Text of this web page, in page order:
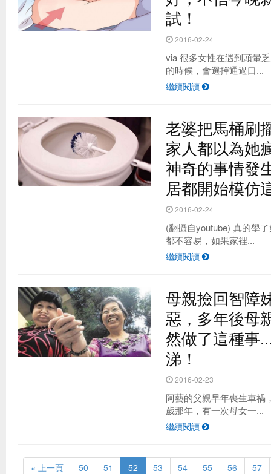
試！
2016-02-24
via 很多女性在遇到頭暈
的時候，會選擇通過口...
繼續閱讀
老婆把馬桶刷
家人都以為她
神奇的事情發
居都開始模仿
2016-02-24
(翻攝自youtube) 真的學
都不容易，如果家裡...
繼續閱讀
母親撿回智障
惡，多年後母
然做了這種事
涕！
2016-02-23
阿藝的父親早年喪生車禍
歲那年，有一次母女一...
繼續閱讀
« 上一頁 50 51 52 53 54 55 56 57